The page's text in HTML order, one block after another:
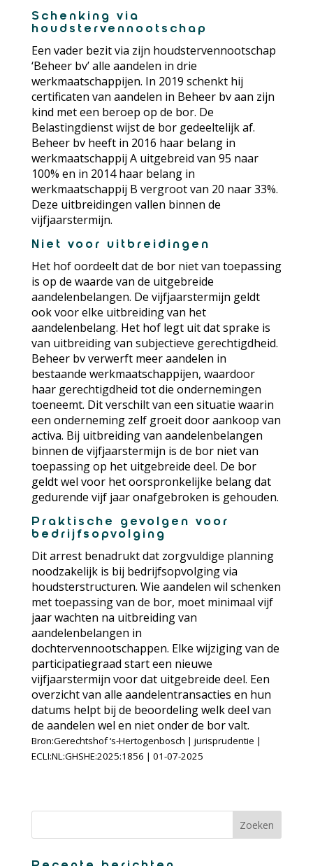
Schenking via
houdstervennootschap
Een vader bezit via zijn houdstervennootschap
‘Beheer bv’ alle aandelen in drie
werkmaatschappijen. In 2019 schenkt hij
certificaten van aandelen in Beheer bv aan zijn
kind met een beroep op de bor. De
Belastingdienst wijst de bor gedeeltelijk af.
Beheer bv heeft in 2016 haar belang in
werkmaatschappij A uitgebreid van 95 naar
100% en in 2014 haar belang in
werkmaatschappij B vergroot van 20 naar 33%.
Deze uitbreidingen vallen binnen de
vijfjaarstermijn.
Niet voor uitbreidingen
Het hof oordeelt dat de bor niet van toepassing
is op de waarde van de uitgebreide
aandelenbelangen. De vijfjaarstermijn geldt
ook voor elke uitbreiding van het
aandelenbelang. Het hof legt uit dat sprake is
van uitbreiding van subjectieve gerechtigdheid.
Beheer bv verwerft meer aandelen in
bestaande werkmaatschappijen, waardoor
haar gerechtigdheid tot die ondernemingen
toeneemt. Dit verschilt van een situatie waarin
een onderneming zelf groeit door aankoop van
activa. Bij uitbreiding van aandelenbelangen
binnen de vijfjaarstermijn is de bor niet van
toepassing op het uitgebreide deel. De bor
geldt wel voor het oorspronkelijke belang dat
gedurende vijf jaar onafgebroken is gehouden.
Praktische gevolgen voor
bedrijfsopvolging
Dit arrest benadrukt dat zorgvuldige planning
noodzakelijk is bij bedrijfsopvolging via
houdsterstructuren. Wie aandelen wil schenken
met toepassing van de bor, moet minimaal vijf
jaar wachten na uitbreiding van
aandelenbelangen in
dochtervennootschappen. Elke wijziging van de
participatiegraad start een nieuwe
vijfjaarstermijn voor dat uitgebreide deel. Een
overzicht van alle aandelentransacties en hun
datums helpt bij de beoordeling welk deel van
de aandelen wel en niet onder de bor valt.
Bron:Gerechtshof ‘s-Hertogenbosch | jurisprudentie |
ECLI:NL:GHSHE:2025:1856 | 01-07-2025